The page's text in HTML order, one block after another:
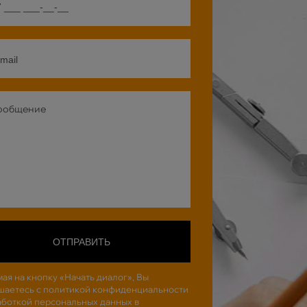
ОТПРАВИТЬ
на кнопку «Начать диалог», Вы
с политикой конфиденциальности
персональных данных в